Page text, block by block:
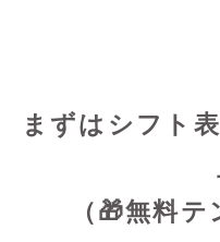
まずはシフト
（🎁無料